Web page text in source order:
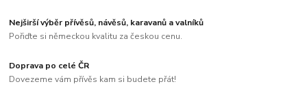
Nejširší výběr přívěsů, návěsů, karavanů a valníků
Pořiďte si německou kvalitu za českou cenu.
Doprava po celé ČR
Dovezeme vám přívěs kam si budete přát!